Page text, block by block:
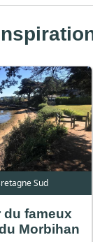
Sud
du fameux
Morbihan